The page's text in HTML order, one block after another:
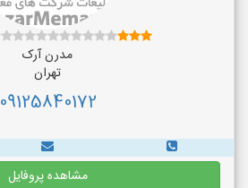
مدرن آرک
تهران
09125840172
مشاهده پروفایل